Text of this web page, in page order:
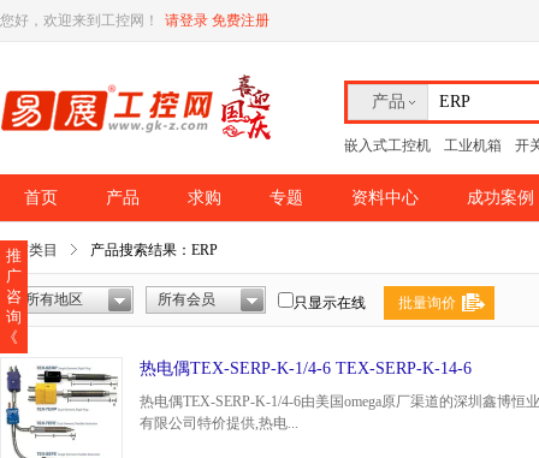
您好，欢迎来到工控网！ 请登录 免费注册
产品
嵌入式工控机 工业机箱 开
首页 产品 求购 专题 资料中心 成功案例
所有类目 产品搜索结果：ERP
所有地区 所有会员 只显示在线 批量询价
热电偶TEX-SERP-K-1/4-6 TEX-SERP-K-14-6
热电偶TEX-SERP-K-1/4-6由美国omega原厂渠道的深圳鑫博恒
有限公司特价提供,热电...
推
广
咨
询
《